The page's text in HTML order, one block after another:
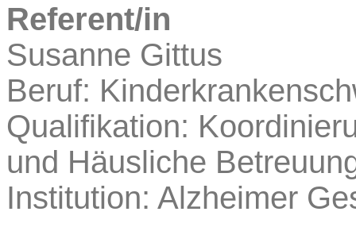
Referent/in
Susanne Gittus
Beruf:
Qualifikation:
und Häusliche
Institution: Alzheimer